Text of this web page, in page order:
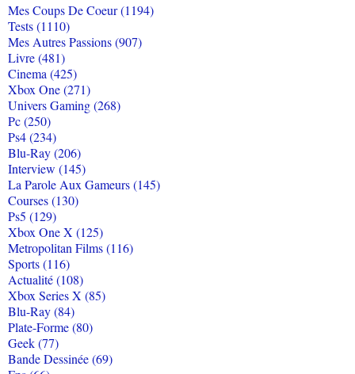
Mes Coups De Coeur (1194)
Tests (1110)
Mes Autres Passions (907)
Livre (481)
Cinema (425)
Xbox One (271)
Univers Gaming (268)
Pc (250)
Ps4 (234)
Blu-Ray (206)
Interview (145)
La Parole Aux Gameurs (145)
Courses (130)
Ps5 (129)
Xbox One X (125)
Metropolitan Films (116)
Sports (116)
Actualité (108)
Xbox Series X (85)
Blu-Ray (84)
Plate-Forme (80)
Geek (77)
Bande Dessinée (69)